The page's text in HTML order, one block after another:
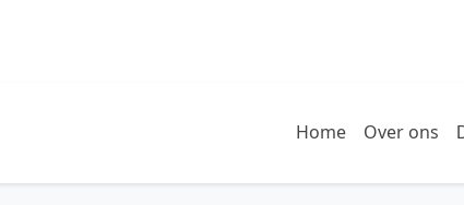
Home Over ons